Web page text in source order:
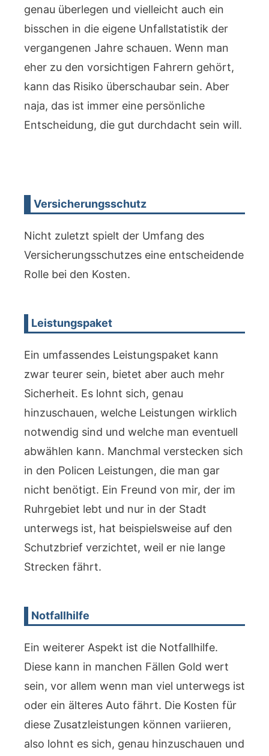
genau überlegen und vielleicht auch ein
bisschen in die eigene Unfallstatistik der
vergangenen Jahre schauen. Wenn man
eher zu den vorsichtigen Fahrern gehört,
kann das Risiko überschaubar sein. Aber
naja, das ist immer eine persönliche
Entscheidung, die gut durchdacht sein will.
Versicherungsschutz
Nicht zuletzt spielt der Umfang des
Versicherungsschutzes eine entscheidende
Rolle bei den Kosten.
Leistungspaket
Ein umfassendes Leistungspaket kann
zwar teurer sein, bietet aber auch mehr
Sicherheit. Es lohnt sich, genau
hinzuschauen, welche Leistungen wirklich
notwendig sind und welche man eventuell
abwählen kann. Manchmal verstecken sich
in den Policen Leistungen, die man gar
nicht benötigt. Ein Freund von mir, der im
Ruhrgebiet lebt und nur in der Stadt
unterwegs ist, hat beispielsweise auf den
Schutzbrief verzichtet, weil er nie lange
Strecken fährt.
Notfallhilfe
Ein weiterer Aspekt ist die Notfallhilfe.
Diese kann in manchen Fällen Gold wert
sein, vor allem wenn man viel unterwegs ist
oder ein älteres Auto fährt. Die Kosten für
diese Zusatzleistungen können variieren,
also lohnt es sich, genau hinzuschauen und